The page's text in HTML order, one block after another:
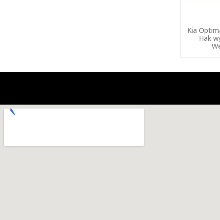
Kia
Hak